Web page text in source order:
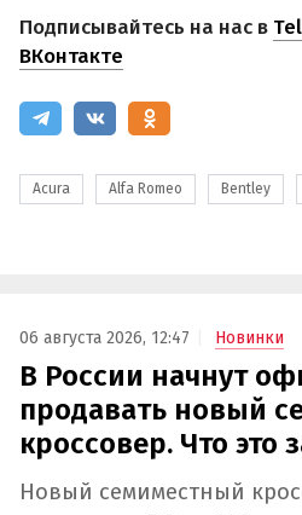
Подписывайтесь на нас в
ВКонтакте
Acura Alfa Romeo Bentley
06 августа 2026, 12:47 Новинки
В России начнут
продавать новый
кроссовер. Что это
Новый семиместный